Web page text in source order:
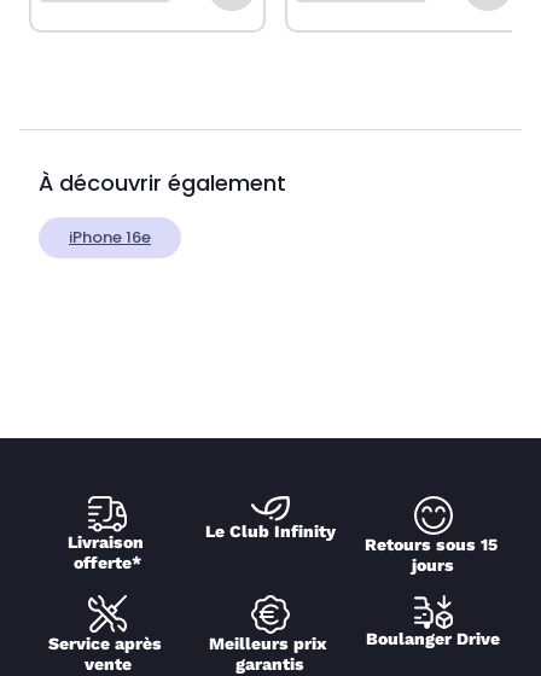
À découvrir également
iPhone 16e
Livraison
offerte*
Le Club Infinity
Retours sous 15
jours
Service après
vente
Meilleurs prix
garantis
Boulanger Drive